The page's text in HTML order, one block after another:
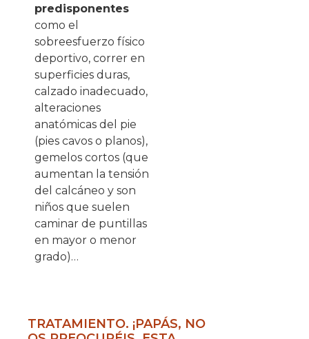
predisponentes
como el
sobreesfuerzo físico
deportivo, correr en
superficies duras,
calzado inadecuado,
alteraciones
anatómicas del pie
(pies cavos o planos),
gemelos cortos (que
aumentan la tensión
del calcáneo y son
niños que suelen
caminar de puntillas
en mayor o menor
grado)…
TRATAMIENTO. ¡PAPÁS, NO